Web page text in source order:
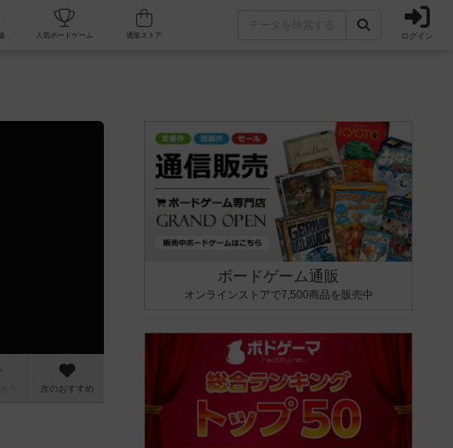
カフェ/店舗 人気ボードゲーム ログイン
次のおすすめ
ボードゲーム通販
オンラインストアで7,500商品を販売中